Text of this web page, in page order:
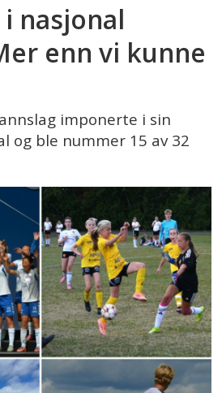
nasjonal
enn vi kunne
imponerte i sin
og ble nummer 15 av 32